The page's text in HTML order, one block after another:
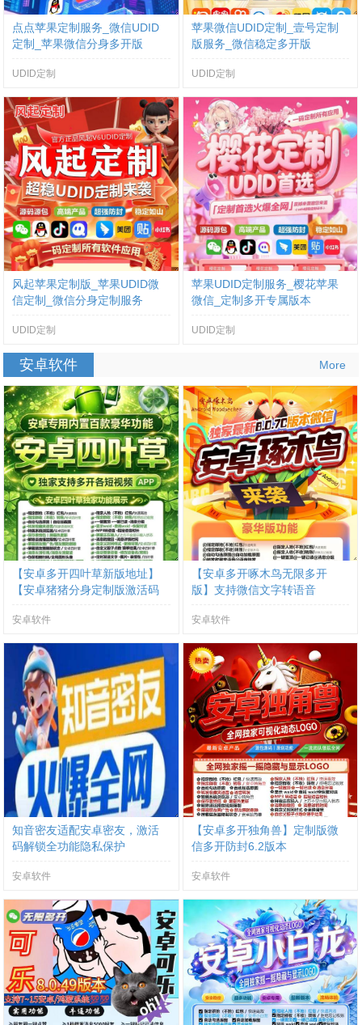
点点苹果定制服务_微信UDID
定制_苹果微信分身多开版
UDID定制
苹果微信UDID定制_壹号定制
版服务_微信稳定多开版
UDID定制
风起苹果定制版_苹果UDID微
信定制_微信分身定制服务
UDID定制
苹果UDID定制服务_樱花苹果
微信_定制多开专属版本
UDID定制
安卓软件 More
【安卓多开四叶草新版地址】
【安卓猪猪分身定制版激活码
安卓软件
【安卓多开啄木鸟无限多开
版】支持微信文字转语音
安卓软件
知音密友适配安卓密友，激活
码解锁全功能隐私保护
安卓软件
【安卓多开独角兽】定制版微
信多开防封6.2版本
安卓软件